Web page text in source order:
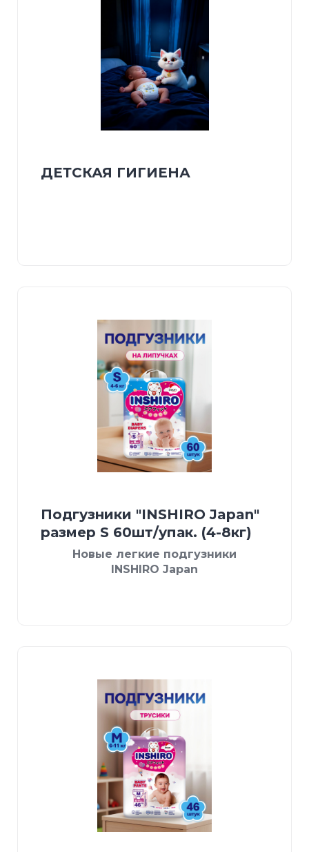
ДЕТСКАЯ ГИГИЕНА
Подгузники "INSHIRO Japan"
размер S 60шт/упак. (4-8кг)
Новые легкие подгузники
INSHIRO Japan